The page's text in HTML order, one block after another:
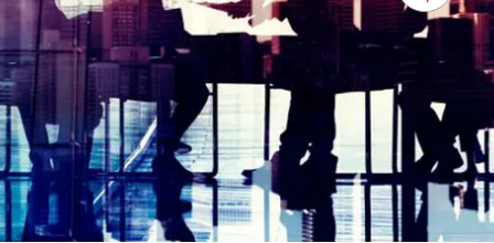
Gestorías
Calle Cataluña 27, 1º 1ª, 07800, Eivissa, Illes Balears
VISITAR WEB CÓMO LLEGAR ESCRÍBENOS
Llamar ahora